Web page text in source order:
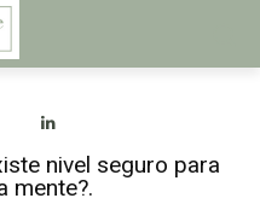
nivel seguro para
mente?.